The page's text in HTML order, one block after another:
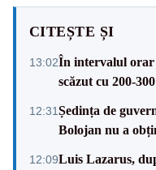
CITEȘTE ȘI
13:02În intervalul orar
scăzut cu 200-
12:31Ședința de
Bolojan nu a
12:09Luis Lazarus,